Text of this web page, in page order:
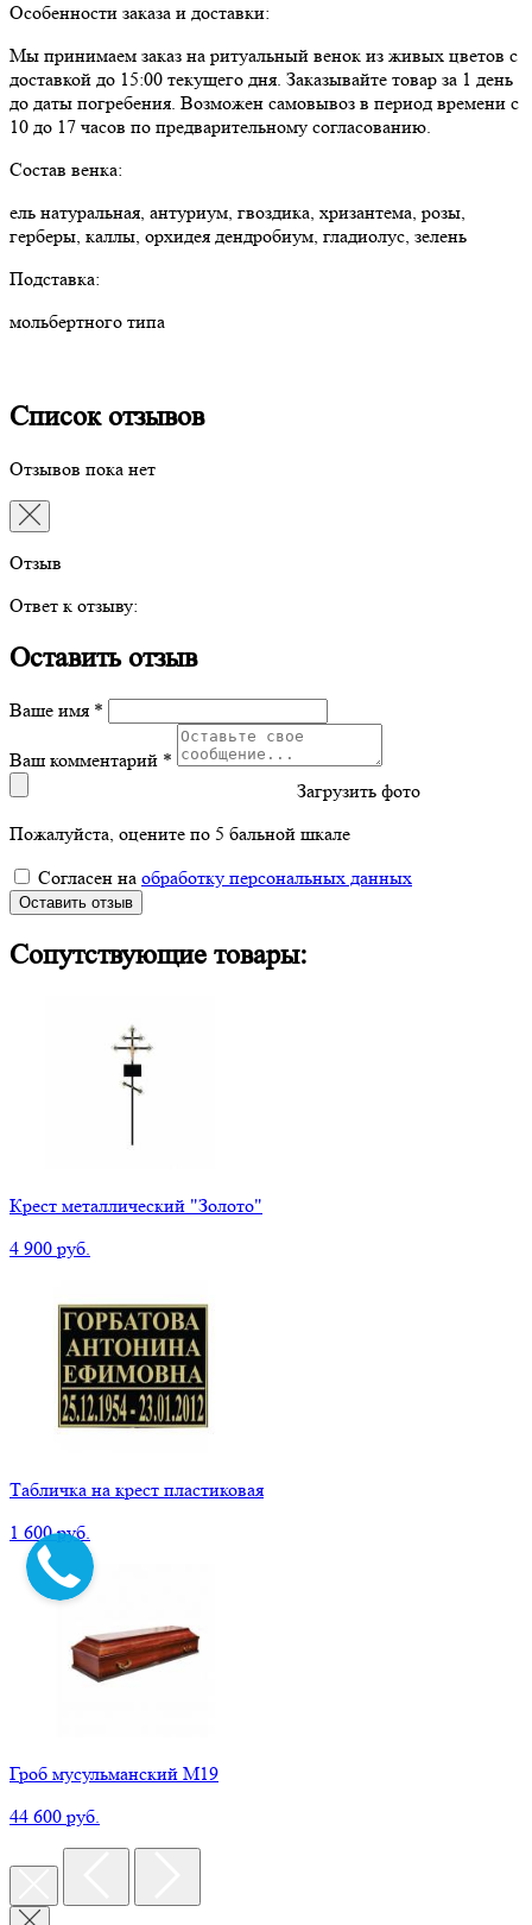
Особенности заказа и доставки:
Мы принимаем заказ на ритуальный венок из живых цветов с
доставкой до 15:00 текущего дня. Заказывайте товар за 1 день
до даты погребения. Возможен самовывоз в период времени с
10 до 17 часов по предварительному согласованию.
Состав венка:
ель натуральная, антуриум, гвоздика, хризантема, розы,
герберы, каллы, орхидея дендробиум, гладиолус, зелень
Подставка:
мольбертного типа
Список отзывов
Отзывов пока нет
Отзыв
Ответ к отзыву:
Оставить отзыв
Ваше имя *
Ваш комментарий *
Загрузить фото
Пожалуйста, оцените по 5 бальной шкале
Согласен на обработку персональных данных
Оставить отзыв
Сопутствующие товары:
Крест металлический "Золото"
4 900 руб.
Табличка на крест пластиковая
1 600 руб.
Гроб мусульманский М19
44 600 руб.